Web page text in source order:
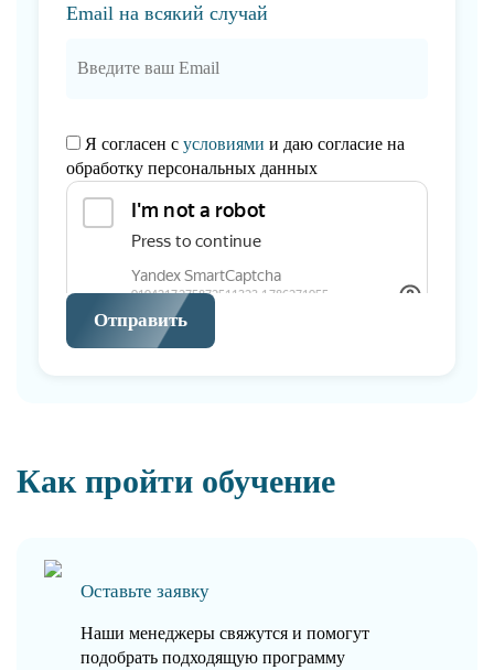
Email на всякий случай
Я согласен с условиями и даю согласие на
обработку персональных данных
Отправить
Как пройти обучение
Оставьте заявку
Наши менеджеры свяжутся и помогут
подобрать подходящую программу